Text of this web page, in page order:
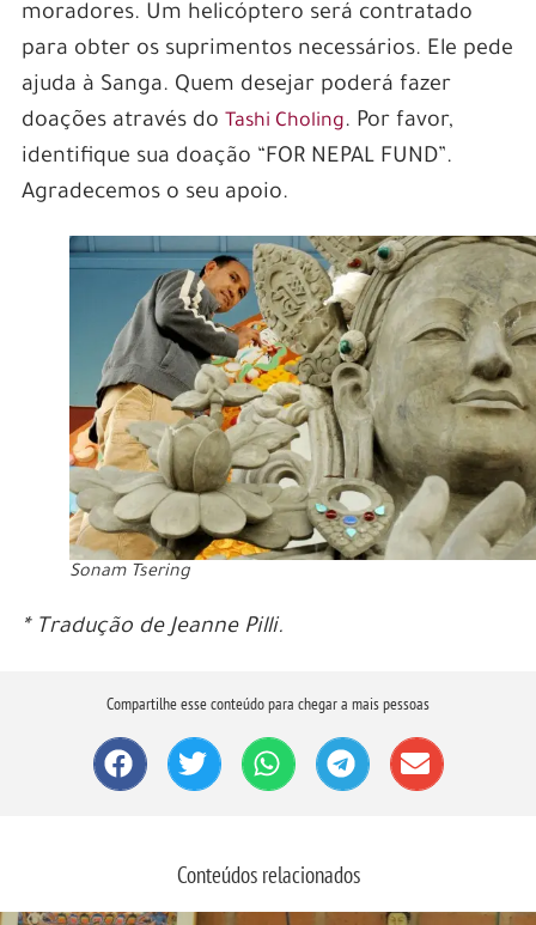
moradores. Um helicóptero será contratado
para obter os suprimentos necessários. Ele pede
ajuda à Sanga. Quem desejar poderá fazer
doações através do Tashi Choling. Por favor,
identifique sua doação “FOR NEPAL FUND”.
Agradecemos o seu apoio.
Sonam Tsering
* Tradução de Jeanne Pilli.
Compartilhe esse conteúdo para chegar a mais pessoas
Conteúdos relacionados